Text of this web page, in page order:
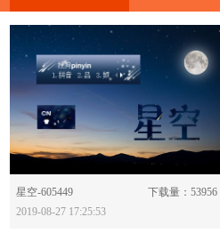
星空-605449
下载量：53956
2019-08-27 17:25:53